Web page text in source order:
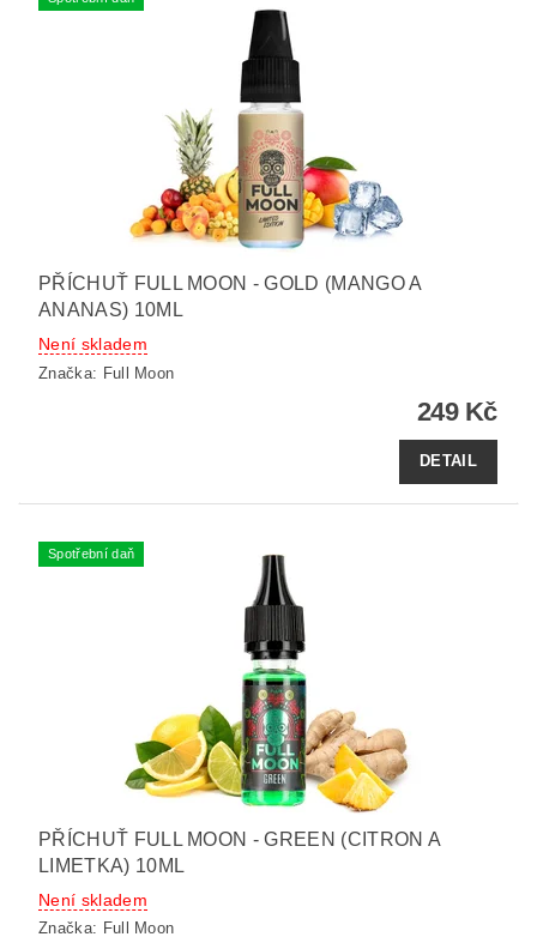
PŘÍCHUŤ FULL MOON - GOLD (MANGO A
ANANAS) 10ML
Není skladem
Značka: Full Moon
249 Kč
DETAIL
Spotřební daň
PŘÍCHUŤ FULL MOON - GREEN (CITRON A
LIMETKA) 10ML
Není skladem
Značka: Full Moon